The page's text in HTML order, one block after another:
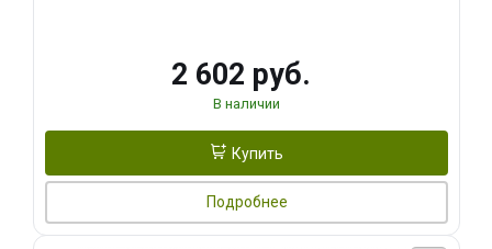
2 602 руб.
В наличии
Купить
Подробнее